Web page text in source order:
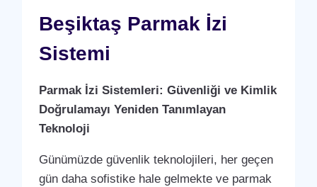
Beşiktaş Parmak İzi
Sistemi
Parmak İzi Sistemleri: Güvenliği ve Kimlik
Doğrulamayı Yeniden Tanımlayan
Teknoloji
Günümüzde güvenlik teknolojileri, her geçen
gün daha sofistike hale gelmekte ve parmak